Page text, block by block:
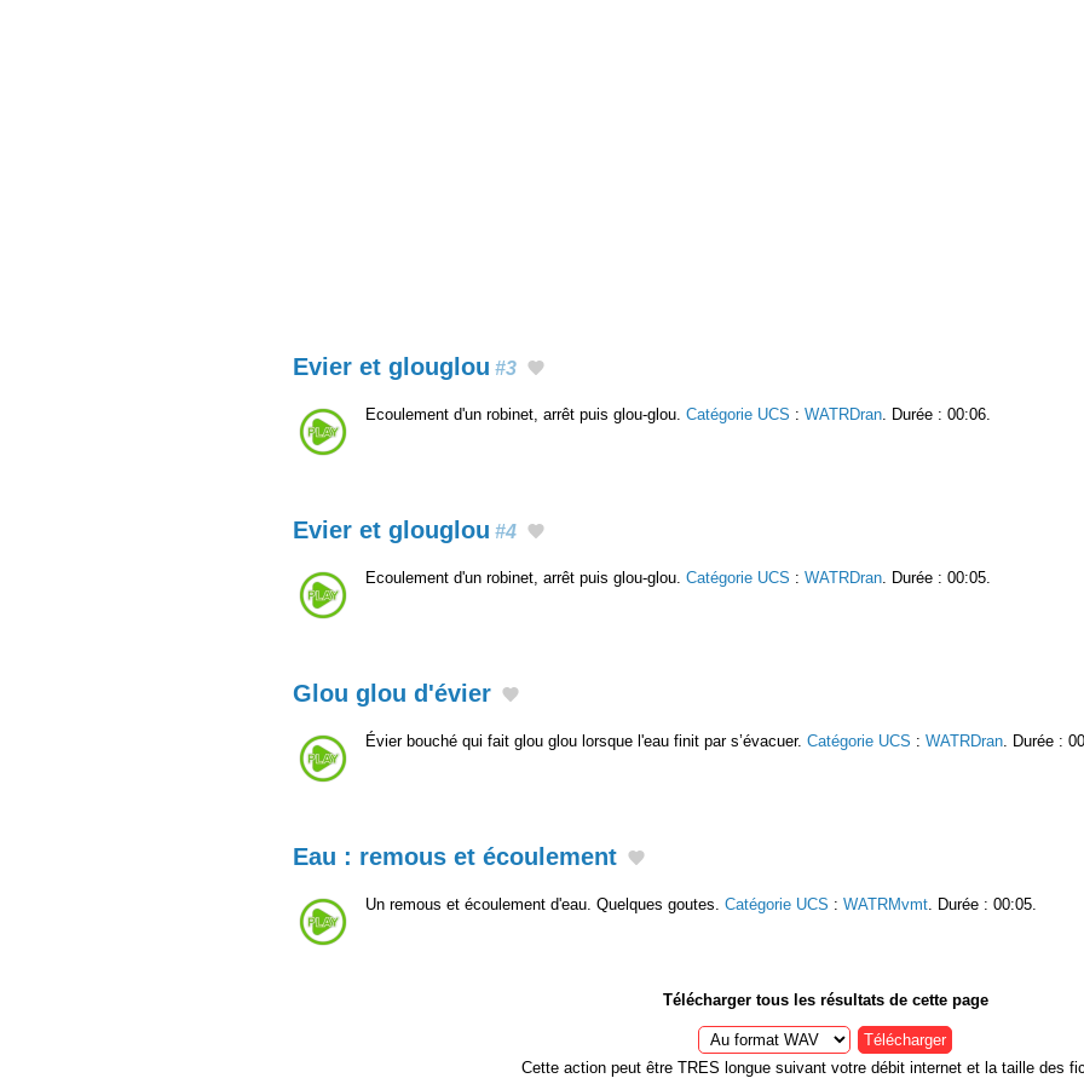
Evier et glouglou #3
Ecoulement d'un robinet, arrêt puis glou-glou. Catégorie UCS : WATRDran. Durée : 00:06.
Evier et glouglou #4
Ecoulement d'un robinet, arrêt puis glou-glou. Catégorie UCS : WATRDran. Durée : 00:05.
Glou glou d'évier
Évier bouché qui fait glou glou lorsque l'eau finit par s’évacuer. Catégorie UCS : WATRDran . Durée :
Eau : remous et écoulement
Un remous et écoulement d'eau. Quelques goutes. Catégorie UCS : WATRMvmt . Durée : 00:05.
Télécharger tous les résultats de cette page
Télécharger
Cette action peut être TRES longue suivant votre débit internet et la taille des